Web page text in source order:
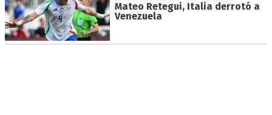
Mateo Retegui, Italia derrotó a
Venezuela